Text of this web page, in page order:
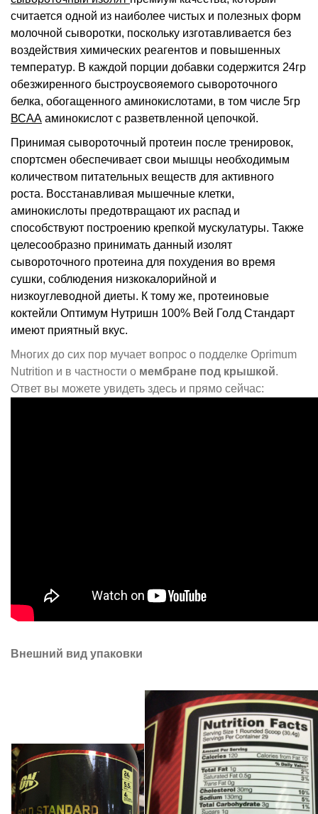
считается одной из наиболее чистых и полезных форм
молочной сыворотки, поскольку изготавливается без
воздействия химических реагентов и повышенных
температур. В каждой порции добавки содержится 24гр
обезжиренного быстроусвояемого сывороточного
белка, обогащенного аминокислотами, в том числе 5гр
ВСАА аминокислот с разветвленной цепочкой.
Принимая сывороточный протеин после тренировок,
спортсмен обеспечивает свои мышцы необходимым
количеством питательных веществ для активного
роста. Восстанавливая мышечные клетки,
аминокислоты предотвращают их распад и
способствуют построению крепкой мускулатуры. Также
целесообразно принимать данный изолят
сывороточного протеина для похудения во время
сушки, соблюдения низкокалорийной и
низкоуглеводной диеты. К тому же, протеиновые
коктейли Оптимум Нутришн 100% Вей Голд Стандарт
имеют приятный вкус.
Многих до сих пор мучает вопрос о подделке Oprimum
Nutrition и в частности о мембране под крышкой.
Ответ вы можете увидеть здесь и прямо сейчас:
Внешний вид упаковки